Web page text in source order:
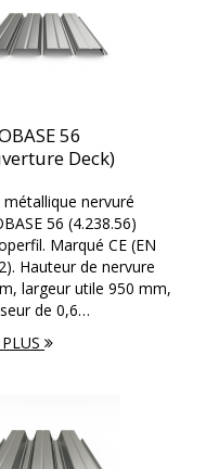
56
Deck)
métallique nervuré
56 (4.238.56)
Marqué CE (EN
Hauteur de nervure
largeur utile 950 mm,
de 0,6…